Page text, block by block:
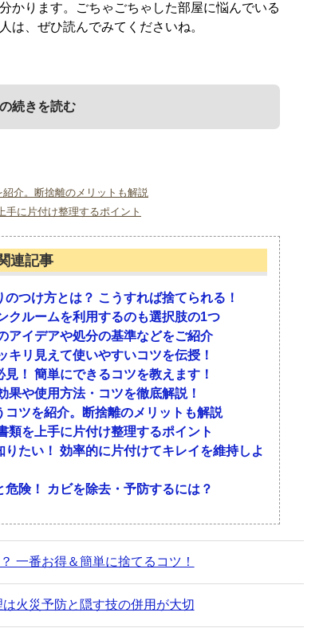
かります。ごちゃごちゃした部屋に悩んでいる
は、ぜひ読んでみてくださいね。
続きを読む
て見える原因
もすぐに散らかる原因には、以下のようなもの
る
っていない
い
と、整理整頓をしていてもごちゃごちゃして見
がないと、新しくものを増やしたとたん部屋が
とは？ こうすれば捨てられる！
を利用するのも選択肢の1つ
るコツ
すっきりと見せるコツを紹介します。
介します。ぜひ、参考にしてください。
法
ものは1年間使用しなかったら処分するなど、
切りもつけやすくなります。本の場合は、電子
なども形を変えてコンパクトに収納する方法を
しをする
スペースの整理になります。また、こまめに
くなるでしょう。
・未使用の食器などは中古でも需要がありま
サイト・リサイクルショップなどで売却しまし
介。断捨離のメリットも解説
に片付け整理するポイント
連記事
つけ方とは？ こうすれば捨てられる！
クルームを利用するのも選択肢の1つ
アイデアや処分の基準などをご紹介
キリ見えて使いやすいコツを伝授！
！ 簡単にできるコツを教えます！
果や使用方法・コツを徹底解説！
ツを紹介。断捨離のメリットも解説
類を上手に片付け整理するポイント
たい！ 効率的に片付けてキレイを維持しよ
危険！ カビを除去・予防するには？
一番お得＆簡単に捨てるコツ！
火災予防と隠す技の併用が大切